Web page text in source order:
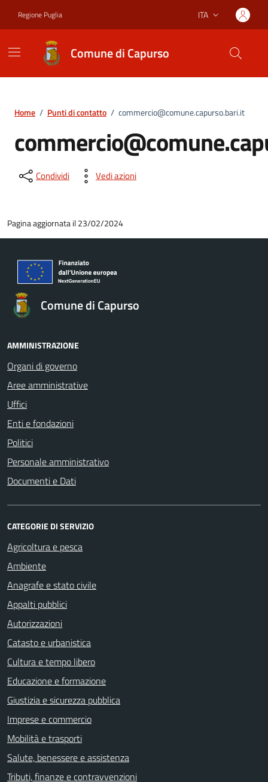
Regione Puglia Lingua attiva:
ITA
Comune di Capurso
Home / Punti di contatto / commercio@comune.capurso.bari.it
Condividi Vedi azioni
Pagina aggiornata il 23/02/2024
Comune di Capurso
AMMINISTRAZIONE
Organi di governo
Aree amministrative
Uffici
Enti e fondazioni
Politici
Personale amministrativo
Documenti e Dati
CATEGORIE DI SERVIZIO
Agricoltura e pesca
Ambiente
Anagrafe e stato civile
Appalti pubblici
Autorizzazioni
Catasto e urbanistica
Cultura e tempo libero
Educazione e formazione
Giustizia e sicurezza pubblica
Imprese e commercio
Mobilità e trasporti
Salute, benessere e assistenza
Tributi, finanze e contravvenzioni